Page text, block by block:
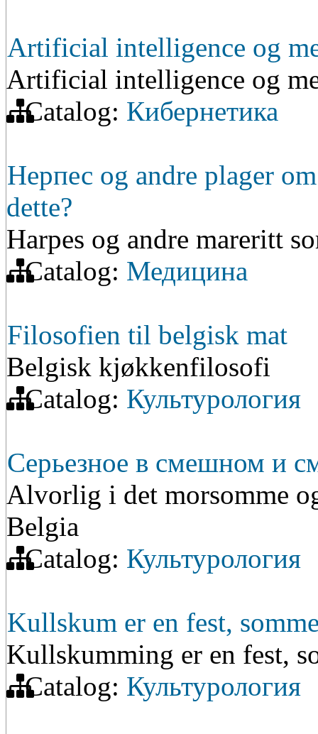
Artificial intelligence og
Artificial intelligence og
Catalog: Кибернетика
Hерпес og andre plager
dette?
Harpes og andre mareritt
Catalog: Медицина
Filosofien til belgisk mat
Belgisk kjøkkenfilosofi
Catalog: Культурология
Серьезное в смешном и
Alvorlig i det morsomme
Belgia
Catalog: Культурология
Kullskum er en fest,
Kullskumming er en fest,
Catalog: Культурология